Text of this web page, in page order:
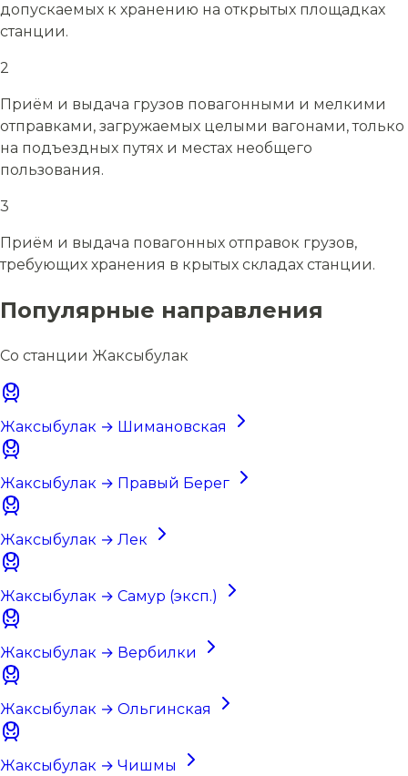
допускаемых к хранению на открытых площадках
станции.
2
Приём и выдача грузов повагонными и мелкими
отправками, загружаемых целыми вагонами, только
на подъездных путях и местах необщего
пользования.
3
Приём и выдача повагонных отправок грузов,
требующих хранения в крытых складах станции.
Популярные направления
Со станции Жаксыбулак
Жаксыбулак → Шимановская
Жаксыбулак → Правый Берег
Жаксыбулак → Лек
Жаксыбулак → Самур (эксп.)
Жаксыбулак → Вербилки
Жаксыбулак → Ольгинская
Жаксыбулак → Чишмы